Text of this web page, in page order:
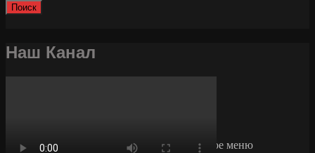
Основное меню
Поиск
Наш Канал